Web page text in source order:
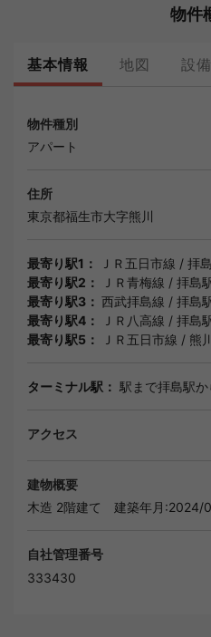
物件
基本情報 地図 設備
物件種別
アパート
住所
東京都福生市大字熊川
最寄り駅1： ＪＲ五日市線 / 拝
最寄り駅2：
ＪＲ青梅線 / 拝島
最寄り駅3： 西武拝島線 / 拝島
最寄り駅4：
ＪＲ八高線 / 拝島
最寄り駅5：
ＪＲ五日市線 / 熊
ターミナル駅： 駅まで拝島駅か
アクセス
建物概要
木造 2階建て
建築年月:2024/
自社管理番号
333430